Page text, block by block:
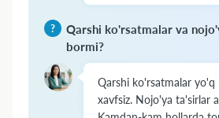
Qarshi ko'rsatmalar va
bormi?
Qarshi ko'rsatmalar
xavfsiz. Nojo'ya ta'sirlar